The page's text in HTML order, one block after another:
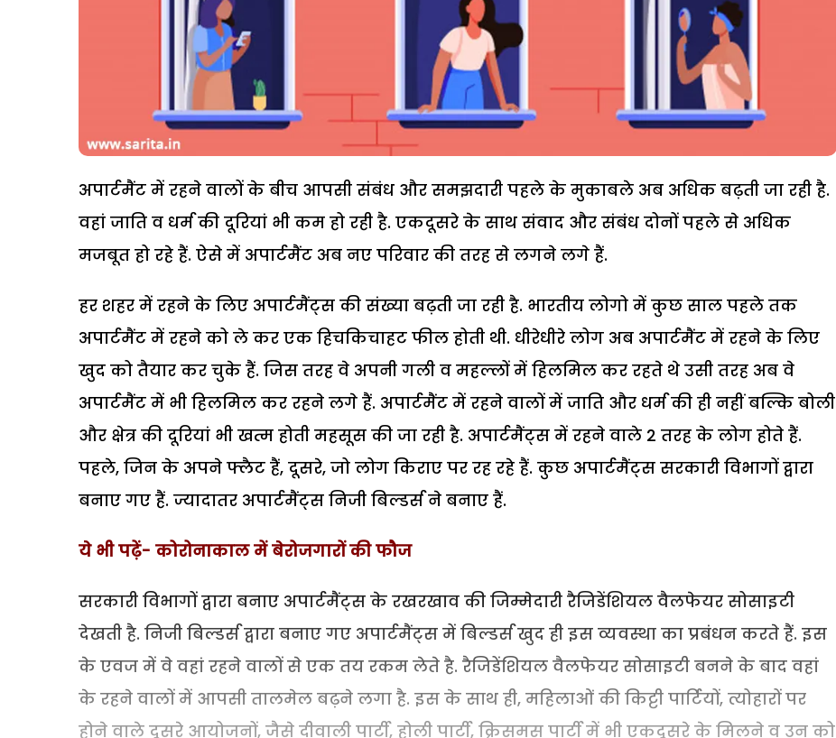
अपार्टमैंट में रहने वालों के बीच आपसी संबंध और समझदारी पहले के मुकाबले अब अधिक बढ़ती जा रही है.
वहां जाति व धर्म की दूरियां भी कम हो रही है. एकदूसरे के साथ संवाद और संबंध दोनों पहले से अधिक
मजबूत हो रहे हैं. ऐसे में अपार्टमैंट अब नए परिवार की तरह से लगने लगे हैं.
हर शहर में रहने के लिए अपार्टमैंट्स की संख्या बढ़ती जा रही है. भारतीय लोगो में कुछ साल पहले तक
अपार्टमैंट में रहने को ले कर एक हिचकिचाहट फील होती थी. धीरेधीरे लोग अब अपार्टमैंट में रहने के लिए
खुद को तैयार कर चुके हैं. जिस तरह वे अपनी गली व महल्लों में हिलमिल कर रहते थे उसी तरह अब वे
अपार्टमैंट में भी हिलमिल कर रहने लगे हैं. अपार्टमैंट में रहने वालों में जाति और धर्म की ही नहीं बल्कि बोली
और क्षेत्र की दूरियां भी खत्म होती महसूस की जा रही है. अपार्टमैंट्स में रहने वाले 2 तरह के लोग होते हैं.
पहले, जिन के अपने फ्लैट हैं, दूसरे, जो लोग किराए पर रह रहे हैं. कुछ अपार्टमैंट्स सरकारी विभागों द्वारा
बनाए गए हैं. ज्यादातर अपार्टमैंट्स निजी बिल्डर्स ने बनाए हैं.
ये भी पढ़ें- कोरोनाकाल में बेरोजगारों की फौज
सरकारी विभागों द्वारा बनाए अपार्टमैंट्स के रखरखाव की जिम्मेदारी रैजिडेंशियल वैलफेयर सोसाइटी
देखती है. निजी बिल्डर्स द्वारा बनाए गए अपार्टमैंट्स में बिल्डर्स खुद ही इस व्यवस्था का प्रबंधन करते हैं. इस
के एवज में वे वहां रहने वालों से एक तय रकम लेते है. रैजिडेंशियल वैलफेयर सोसाइटी बनने के बाद वहां
के रहने वालों में आपसी तालमेल बढ़ने लगा है. इस के साथ ही, महिलाओं की किट्टी पार्टियों, त्योहारों पर
होने वाले दूसरे आयोजनों, जैसे दीवाली पार्टी, होली पार्टी, क्रिसमस पार्टी में भी एकदूसरे के मिलने व उन को